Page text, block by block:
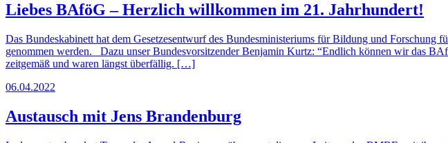
Liebes BAföG – Herzlich willkommen im 21. Jahrhundert!
Das Bundeskabinett hat dem Gesetzesentwurf des Bundesministeriums für Bildung und
genommen werden. Dazu unser Bundesvorsitzender Benjamin Kurtz: “Endlich können wir das
zeitgemäß und waren längst überfällig. […]
06.04.2022
Austausch mit Jens Brandenburg